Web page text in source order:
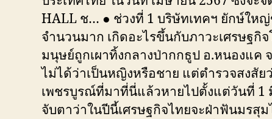
HALL ช… ● ช่วงที่ 1 บริษัทเทคฯ ยักษ์ให
จำนวนมาก เกิดอะไรขึ้นกับภาวะเศรษฐกิ
มนุษย์ถูกเผาทิ้งกลางป่ากกธูป อ.หนองแค
ไม่ได้ว่าเป็นหญิงหรือชาย แต่ตำรวจสงสัย
เพชรบูรณ์ที่มาที่นี่แล้วหายไปตั้งแต่วันที่ 1
จับตาว่าในปีนี้เศรษฐกิจไทยจะฝ่าฟันมรสุ